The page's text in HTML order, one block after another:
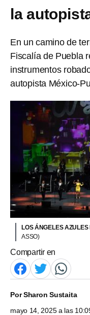
la
En un camino de
Fiscalía de Puebla
instrumentos
autopista México-
LOS ÁNGELES
ASSO)
Compartir en
PorSharon Sustaita
mayo 14, 2025 a las